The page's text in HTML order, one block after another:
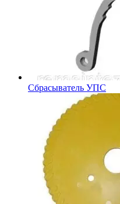
Сбрасыватель УПС